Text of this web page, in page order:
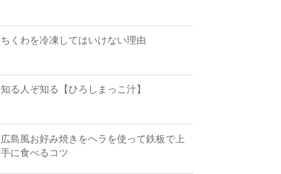
ちくわを冷凍してはいけない理由
知る人ぞ知る【ひろしまっこ汁】
広島風お好み焼きをヘラを使って鉄板で上
手に食べるコツ